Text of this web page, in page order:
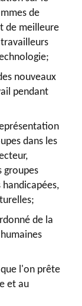
de
de meilleure
nouveaux
pendant
dans les
groupes
de la
l'on prête
et au